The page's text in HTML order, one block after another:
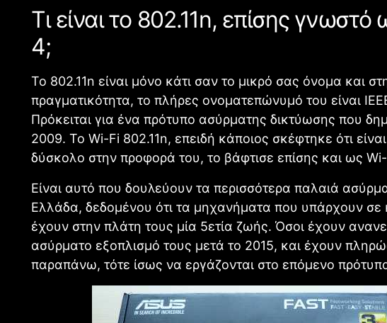
Τι είναι το 802.11n, επίσης γνωστό
4;
Το 802.11n είναι μόνο κάτι σαν το μικρό σας όνομα και
πραγματικότητα, το πλήρες ονοματεπώνυμό του είναι
Πρόκειται για ένα πρότυπο ασύρματης δικτύωσης που
2009. Το Wi-Fi 802.11n, επειδή κάποιος σκέφτηκε ότι
δύσκολο στην προφορά του, το βάφτισε επίσης και ως
Είναι αυτό που δουλεύουν τα περισσότερα παλαιά
Ελλάδα, δεδομένου ότι τα μηχανήματα που υπάρχουν σε
έχουν στην πλάτη τους μία 5ετία ζωής. Όσοι έχουν
ασύρματο εξοπλισμό τους μετά το 2015, και έχουν
παραπάνω, τότε ίσως να εργάζονται στο επόμενο